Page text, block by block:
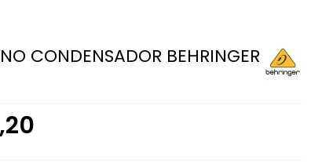
CONDENSADOR BEHRINGER